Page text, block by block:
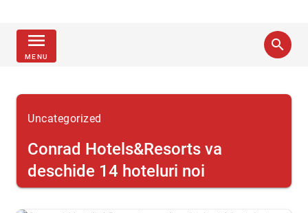
menu
MENU
search
Uncategorized
Conrad Hotels&Resorts va
deschide 14 hoteluri noi